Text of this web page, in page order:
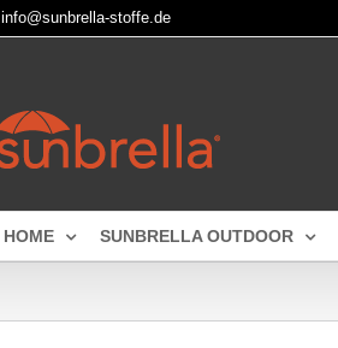
info@sunbrella-stoffe.de
HOME SUNBRELLA OUTDOOR